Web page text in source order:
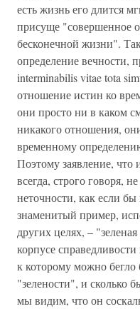
есть жизнь его длится
присуще "совершенное
бесконечной жизни".
определение вечности,
interminabilis vitae tota
отношение истин ко
они просто ни в каком
никакого отношения,
временному
Поэтому заявление,
всегда, строго говоря,
неточности, как если
знаменитый пример,
других целях, –
корпусе
к которому можно
"зелености", и сколько
мы видим, что он